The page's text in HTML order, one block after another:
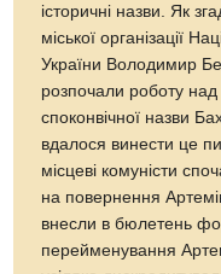
історичні назви. Як
міської організації
України Володимир
розпочали роботу
споконвічної назви
вдалося винести це
місцеві комуністи
на повернення
внесли в бюлетень
перейменування